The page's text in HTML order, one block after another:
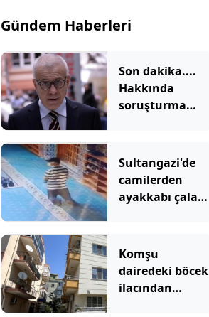
Gündem Haberleri
Son dakika....
Hakkında
soruşturma
adliyede
Sultangazi'de
camilerden
ayakkabı çalan
Komşu
dairedeki böcek
ilacından